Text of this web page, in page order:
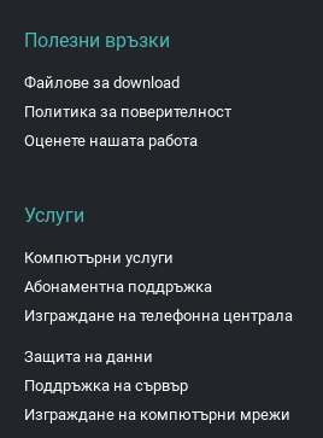
Полезни връзки
Файлове за download
Политика за поверителност
Оценете нашата работа
Услуги
Компютърни услуги
Абонаментна поддръжка
Изграждане на телефонна централа
Защита на данни
Поддръжка на сървър
Изграждане на компютърни мрежи